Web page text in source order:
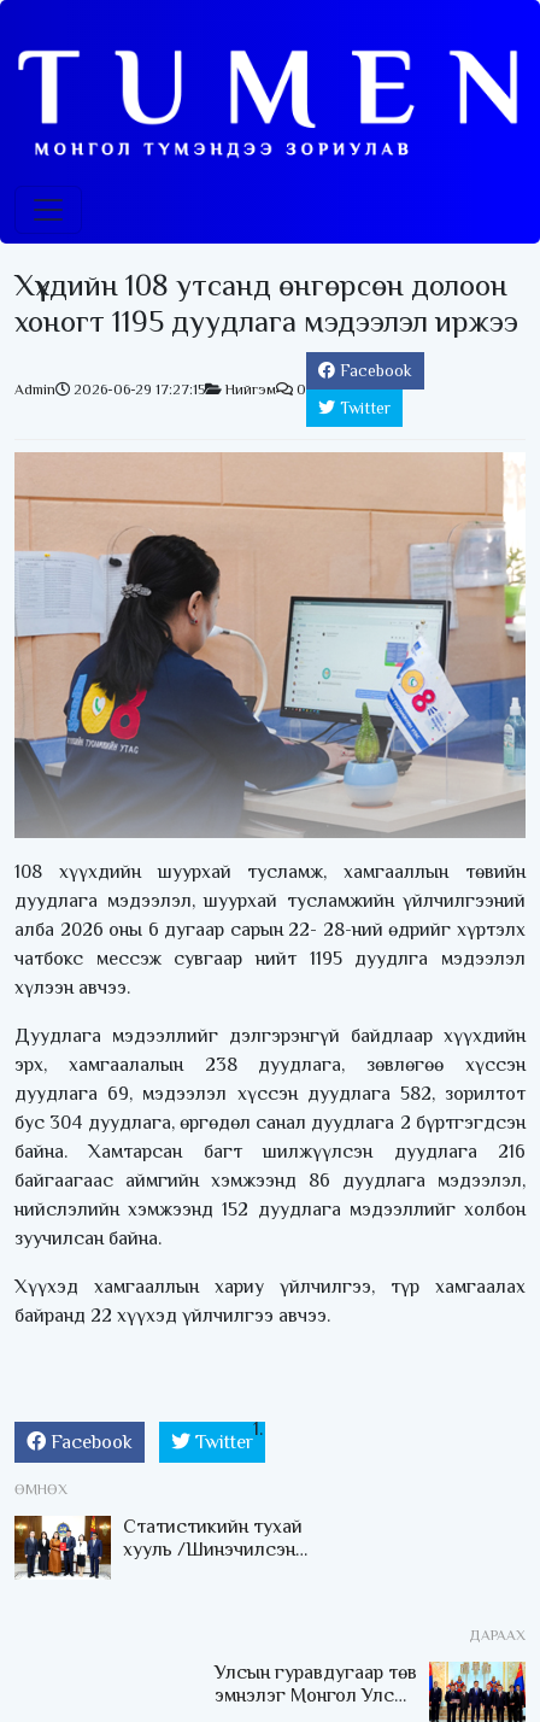
Хүүхдийн 108 утсанд өнгөрсөн долоон
хоногт 1195 дуудлага мэдээлэл иржээ
Admin 2026-06-29 17:27:15 Нийгэм 0
Facebook
Twitter
108 хүүхдийн шуурхай тусламж, хамгааллын төвийн
дуудлага мэдээлэл, шуурхай тусламжийн үйлчилгээний
алба 2026 оны 6 дугаар сарын 22- 28-ний өдрийг хүртэлх
чатбокс мессэж сувгаар нийт 1195 дуудлга мэдээлэл
хүлээн авчээ.
Дуудлага мэдээллийг дэлгэрэнгүй байдлаар хүүхдийн
эрх, хамгаалалын 238 дуудлага, зөвлөгөө хүссэн
дуудлага 69, мэдээлэл хүссэн дуудлага 582, зорилтот
бус 304 дуудлага, өргөдөл санал дуудлага 2 бүртгэгдсэн
байна. Хамтарсан багт шилжүүлсэн дуудлага 216
байгаагаас аймгийн хэмжээнд 86 дуудлага мэдээлэл,
нийслэлийн хэмжээнд 152 дуудлага мэдээллийг холбон
зуучилсан байна.
Хүүхэд хамгааллын хариу үйлчилгээ, түр хамгаалах
байранд 22 хүүхэд үйлчилгээ авчээ.
Facebook Twitter
ӨМНӨХ
Статистикийн тухай
хууль /Шинэчилсэн
ДАРААХ
Улсын гуравдугаар төв
эмнэлэг Монгол Улсын